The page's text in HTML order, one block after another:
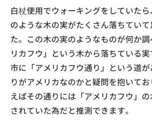
白杖使用でウォーキングをしていた
のような木の実がたくさん落ちてい
た。この木の実のようなものが何か
リカフウ」という木から落ちている
市に「アメリカフウ通り」という道
りがアメリカなのかと疑問を抱いて
えばその通りには「アメリカフウ」
されていた為だと推測できます。